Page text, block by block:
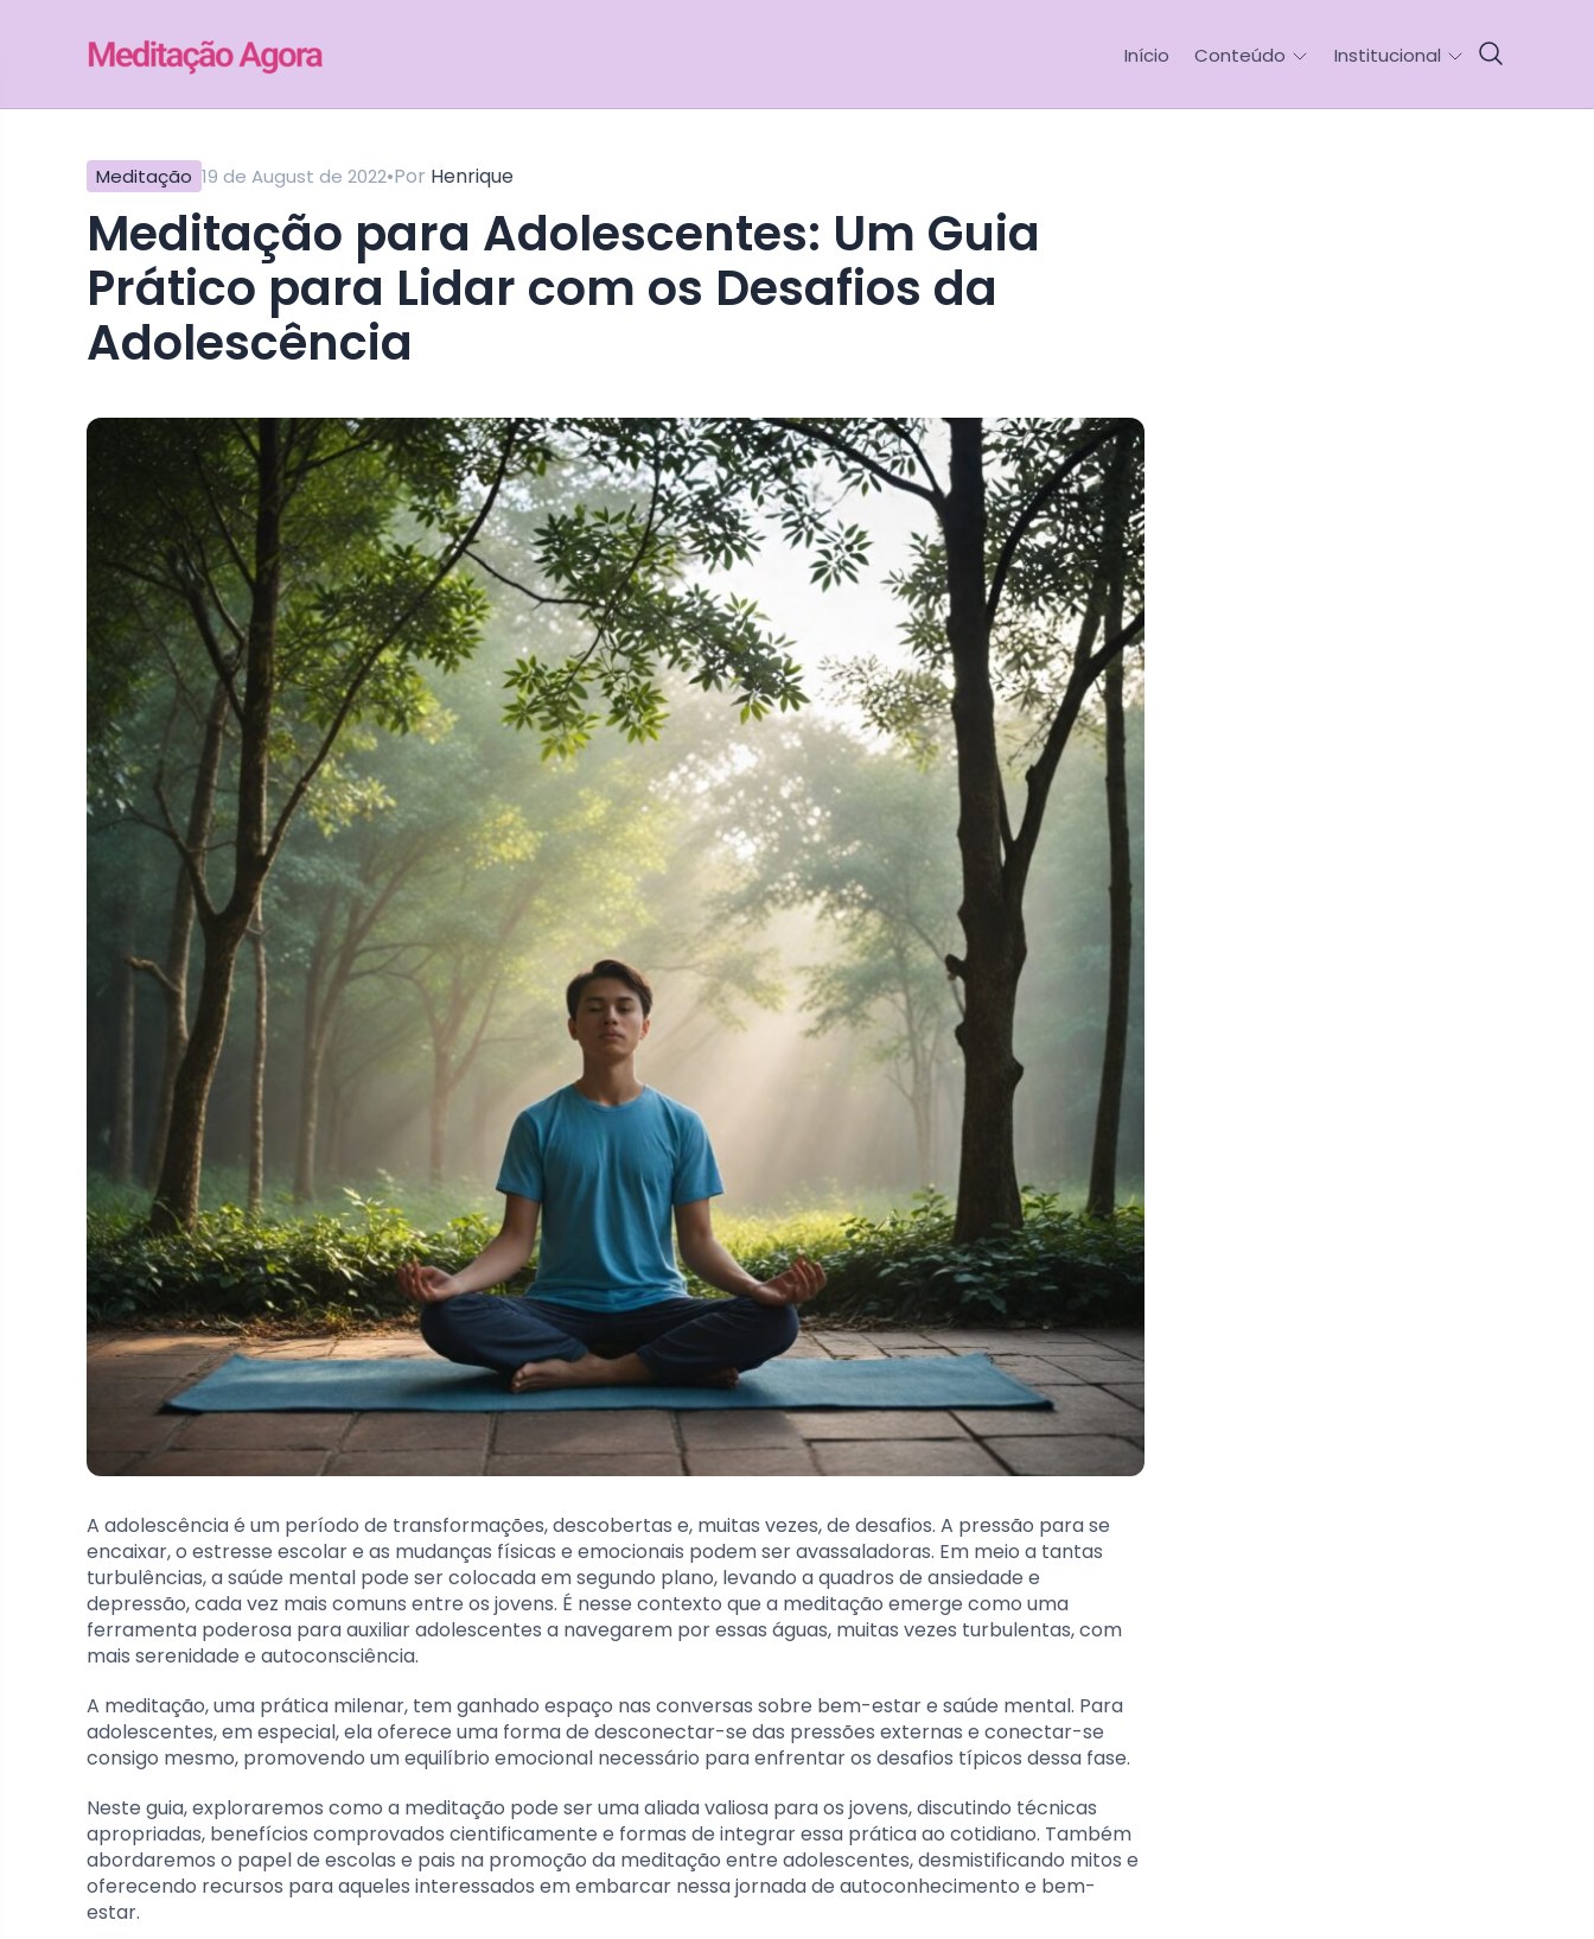
Início Conteúdo Institucional
Meditação 19 de August de 2022•Por Henrique
Meditação para Adolescentes: Um Guia
Prático para Lidar com os Desafios da
Adolescência
A adolescência é um período de transformações, descobertas e, muitas vezes, de desafios. A pressão para se
encaixar, o estresse escolar e as mudanças físicas e emocionais podem ser avassaladoras. Em meio a tantas
turbulências, a saúde mental pode ser colocada em segundo plano, levando a quadros de ansiedade e
depressão, cada vez mais comuns entre os jovens. É nesse contexto que a meditação emerge como uma
ferramenta poderosa para auxiliar adolescentes a navegarem por essas águas, muitas vezes turbulentas, com
mais serenidade e autoconsciência.
A meditação, uma prática milenar, tem ganhado espaço nas conversas sobre bem-estar e saúde mental. Para
adolescentes, em especial, ela oferece uma forma de desconectar-se das pressões externas e conectar-se
consigo mesmo, promovendo um equilíbrio emocional necessário para enfrentar os desafios típicos dessa fase.
Neste guia, exploraremos como a meditação pode ser uma aliada valiosa para os jovens, discutindo técnicas
apropriadas, benefícios comprovados cientificamente e formas de integrar essa prática ao cotidiano. Também
abordaremos o papel de escolas e pais na promoção da meditação entre adolescentes, desmistificando mitos e
oferecendo recursos para aqueles interessados em embarcar nessa jornada de autoconhecimento e bem-
estar.